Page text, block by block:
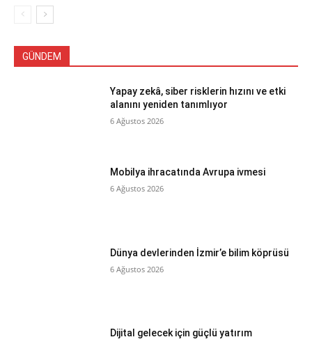
GÜNDEM
Yapay zekâ, siber risklerin hızını ve etki
alanını yeniden tanımlıyor
6 Ağustos 2026
Mobilya ihracatında Avrupa ivmesi
6 Ağustos 2026
Dünya devlerinden İzmir’e bilim köprüsü
6 Ağustos 2026
Dijital gelecek için güçlü yatırım